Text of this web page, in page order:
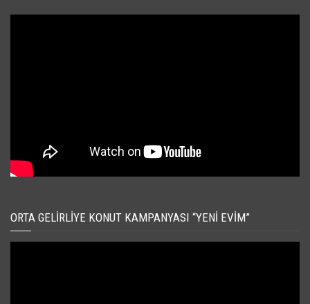
ORTA GELIRLIYE KONUT KAMPANYASI “YENI EVIM”